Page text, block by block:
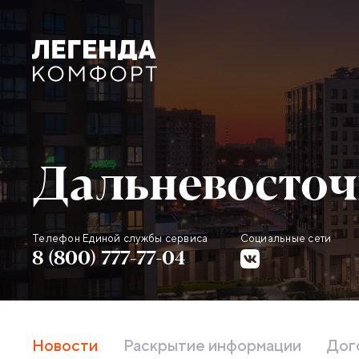
Контактная информация
Телефон Единой службы сервиса
8 (800) 777-77-04
Социальные сети
Новости Раскрытие информации